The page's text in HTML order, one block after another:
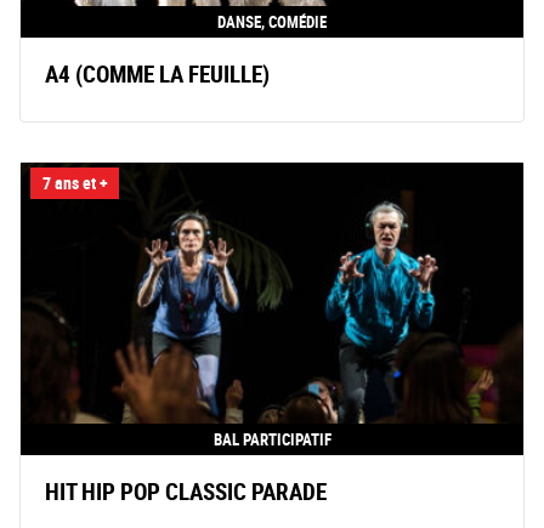
DANSE, COMÉDIE
A4 (COMME LA FEUILLE)
7 ans et +
BAL PARTICIPATIF
HIT HIP POP CLASSIC PARADE